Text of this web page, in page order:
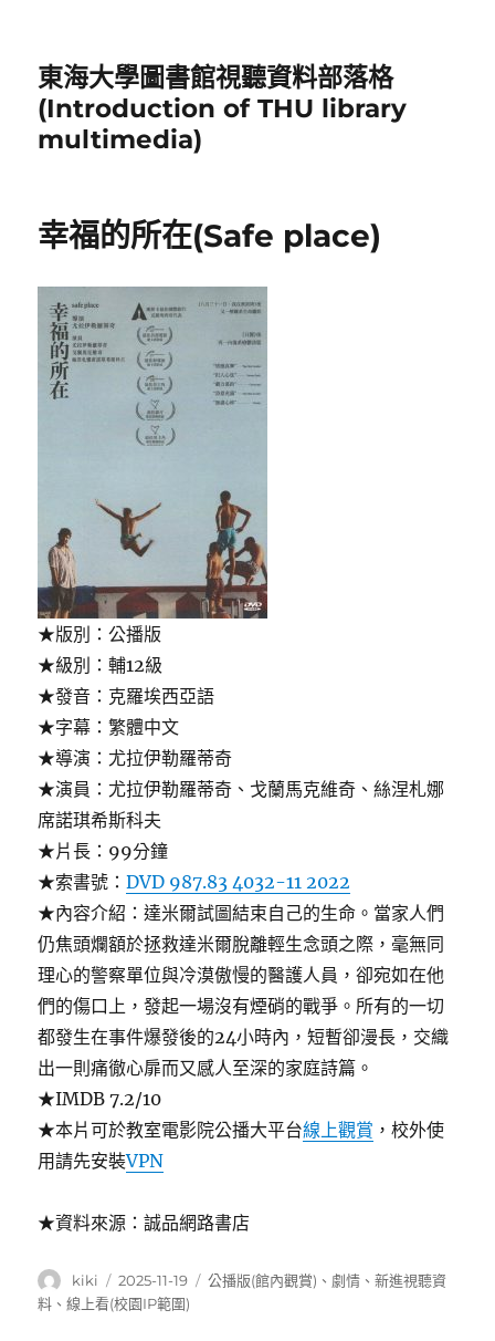
東海大學圖書館視聽資料部落格
(Introduction of THU library
multimedia)
幸福的所在(Safe place)
★版別：公播版
★級別：輔12級
★發音：克羅埃西亞語
★字幕：繁體中文
★導演：尤拉伊勒羅蒂奇
★演員：尤拉伊勒羅蒂奇、戈蘭馬克維奇、絲涅札娜
席諾琪希斯科夫
★片長：99分鐘
★索書號：DVD 987.83 4032-11 2022
★內容介紹：達米爾試圖結束自己的生命。當家人們
仍焦頭爛額於拯救達米爾脫離輕生念頭之際，毫無同
理心的警察單位與冷漠傲慢的醫護人員，卻宛如在他
們的傷口上，發起一場沒有煙硝的戰爭。所有的一切
都發生在事件爆發後的24小時內，短暫卻漫長，交織
出一則痛徹心扉而又感人至深的家庭詩篇。
★IMDB 7.2/10
★本片可於教室電影院公播大平台線上觀賞 ，校外使
用請先安裝VPN
★資料來源：誠品網路書店
作
者
kiki
發
佈
2025-11-19
分
公播版(館內觀賞) 、 劇情 、新進視聽資
料 、線上看(校園IP範圍)